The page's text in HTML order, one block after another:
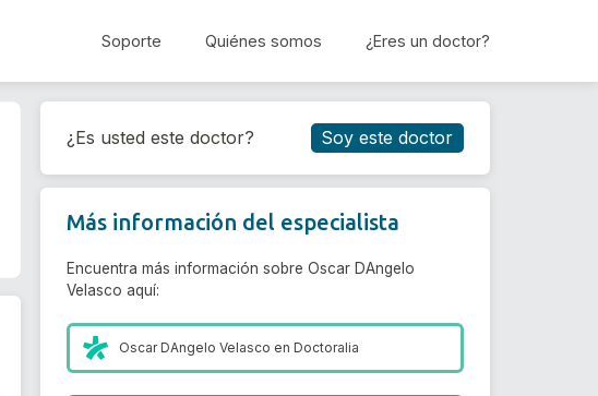
Soporte Quiénes somos ¿Eres un doctor?
Reservar cita
¿Es usted este doctor? Soy este doctor
Más información del especialista
Encuentra más información sobre Oscar DAngelo
Velasco aquí:
Oscar DAngelo Velasco enDoctoralia